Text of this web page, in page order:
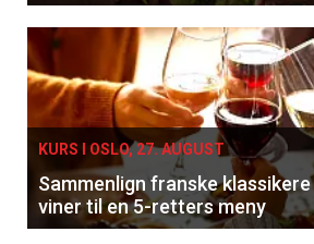
KURS I OSLO, 27. AUGUST
Sammenlign franske
viner til en 5-retters meny